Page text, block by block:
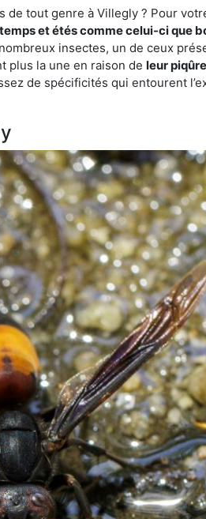
tout genre à Villegly ? Pour
et étés comme celui-ci que
insectes, un de ceux
plus la une en raison de leur
de spécificités qui entourent